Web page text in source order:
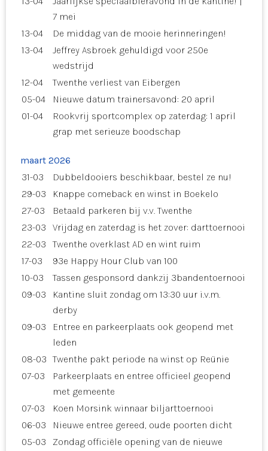
7 mei
13-04
De middag van de mooie herinneringen!
13-04
Jeffrey Asbroek gehuldigd voor 250e
wedstrijd
12-04
Twenthe verliest van Eibergen
05-04
Nieuwe datum trainersavond: 20 april
01-04
Rookvrij sportcomplex op zaterdag: 1 april
grap met serieuze boodschap
maart 2026
31-03
Dubbeldooiers beschikbaar, bestel ze nu!
29-03
Knappe comeback en winst in Boekelo
27-03
Betaald parkeren bij v.v. Twenthe
23-03
Vrijdag en zaterdag is het zover: darttoernooi
22-03
Twenthe overklast AD en wint ruim
17-03
93e Happy Hour Club van 100
10-03
Tassen gesponsord dankzij 3bandentoernooi
09-03
Kantine sluit zondag om 13:30 uur i.v.m.
derby
09-03
Entree en parkeerplaats ook geopend met
leden
08-03 Twenthe pakt periode na winst op Reünie
07-03
Parkeerplaats en entree officieel geopend
met gemeente
07-03
Koen Morsink winnaar biljarttoernooi
06-03
Nieuwe entree gereed, oude poorten dicht
05-03
Zondag officiële opening van de nieuwe